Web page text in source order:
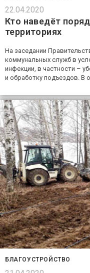
22.04.2020
Кто наведёт
территориях
На заседании
коммунальных служб в
инфекции, в частности –
и обработку подъездов. В
БЛАГОУСТРОЙСТВО